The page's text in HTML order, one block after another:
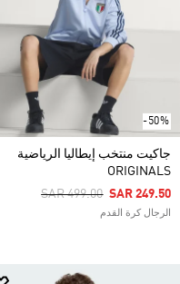
-50%
جاكيت منتخب إيطاليا الرياضية
ORIGINALS
Price Reduced From
SAR 499.00ToSAR 249.50
الرجال كرة القدم